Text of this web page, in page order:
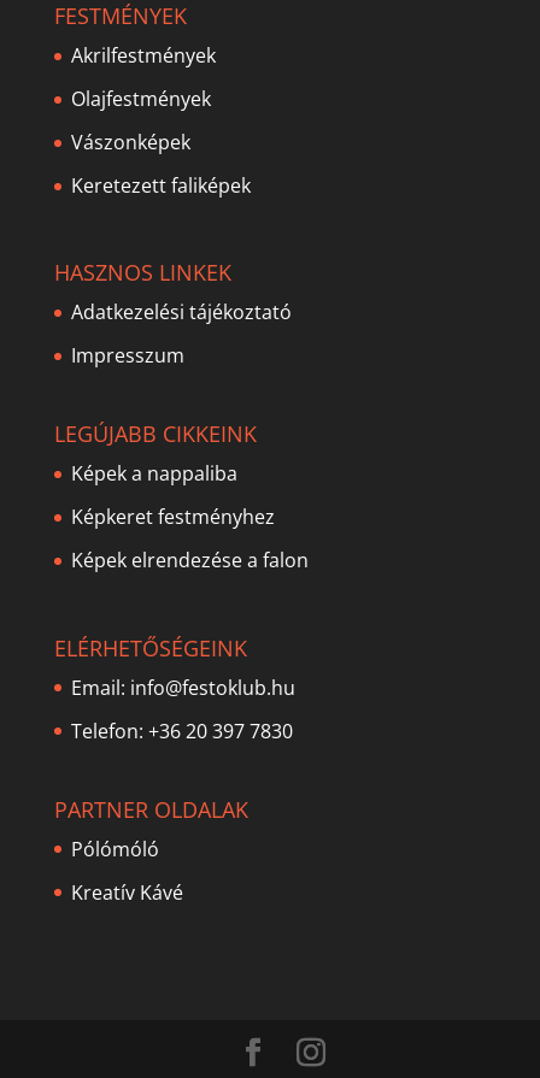
FESTMÉNYEK
Akrilfestmények
Olajfestmények
Vászonképek
Keretezett faliképek
HASZNOS LINKEK
Adatkezelési tájékoztató
Impresszum
LEGÚJABB CIKKEINK
Képek a nappaliba
Képkeret festményhez
Képek elrendezése a falon
ELÉRHETŐSÉGEINK
Email: info@festoklub.hu
Telefon: +36 20 397 7830
PARTNER OLDALAK
Pólómóló
Kreatív Kávé